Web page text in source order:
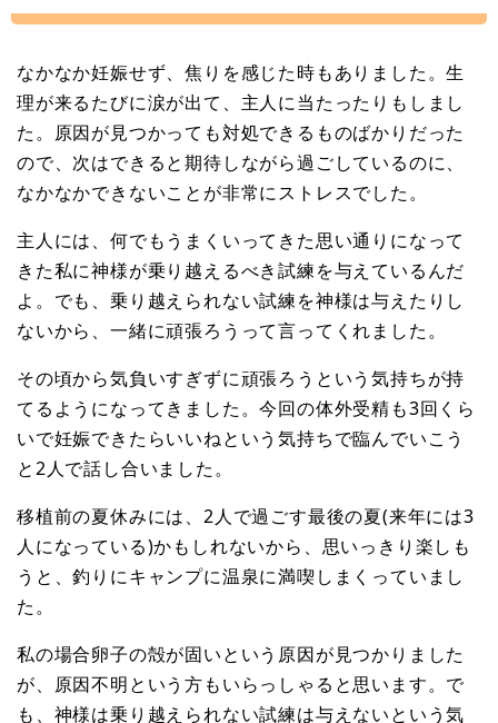
なかなか妊娠せず、焦りを感じた時もありました。生
理が来るたびに涙が出て、主人に当たったりもしまし
た。原因が見つかっても対処できるものばかりだった
ので、次はできると期待しながら過ごしているのに、
なかなかできないことが非常にストレスでした。
主人には、何でもうまくいってきた思い通りになって
きた私に神様が乗り越えるべき試練を与えているんだ
よ。でも、乗り越えられない試練を神様は与えたりし
ないから、一緒に頑張ろうって言ってくれました。
その頃から気負いすぎずに頑張ろうという気持ちが持
てるようになってきました。今回の体外受精も3回くら
いで妊娠できたらいいねという気持ちで臨んでいこう
と2人で話し合いました。
移植前の夏休みには、2人で過ごす最後の夏(来年には3
人になっている)かもしれないから、思いっきり楽しも
うと、釣りにキャンプに温泉に満喫しまくっていまし
た。
私の場合卵子の殻が固いという原因が見つかりました
が、原因不明という方もいらっしゃると思います。で
も、神様は乗り越えられない試練は与えないという気